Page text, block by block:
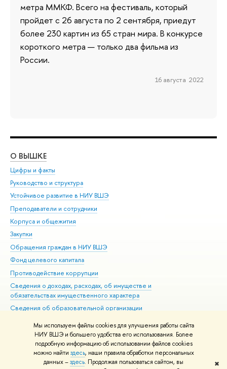
Мы используем файлы cookies для улучшения работы сайта
НИУ ВШЭ и большего удобства его использования. Более
подробную информацию об использовании файлов cookies
можно найти здесь, наши правила обработки персональных
данных –здесь. Продолжая пользоваться сайтом, вы
✖
метра ММКФ. Всего на фестиваль, который
пройдет с 26 августа по 2 сентября, приедут
более 230 картин из 65 стран мира. В конкурсе
короткого метра — только два фильма из
России.
16 августа 2022
О ВЫШКЕ
Цифры и факты
Руководство и структура
Устойчивое развитие в НИУ ВШЭ
Преподаватели и сотрудники
Корпуса и общежития
Закупки
Обращения граждан в НИУ ВШЭ
Фонд целевого капитала
Противодействие коррупции
Сведения о доходах, расходах, об имуществе и
обязательствах имущественного характера
Сведения об образовательной организации
Людям с ограниченными возможностями здоровья
Единая платежная страница
Работа в Вышке